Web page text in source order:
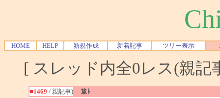
HOME HELP 新規作成 新着記事 ツリー表示
[ スレッド内全0レス(親
■1469 / 親記事) 箪ﾄ